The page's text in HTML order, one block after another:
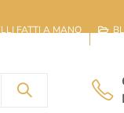
FATTI A MANO